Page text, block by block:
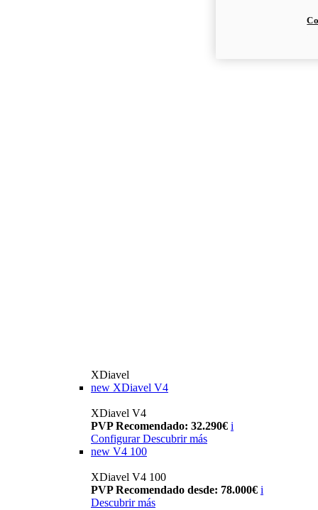
XDiavel
new XDiavel V4
XDiavel V4
PVP Recomendado: 32.290€ i
Configurar Descubrir más
new V4 100
XDiavel V4 100
PVP Recomendado desde: 78.000€ i
Descubrir más